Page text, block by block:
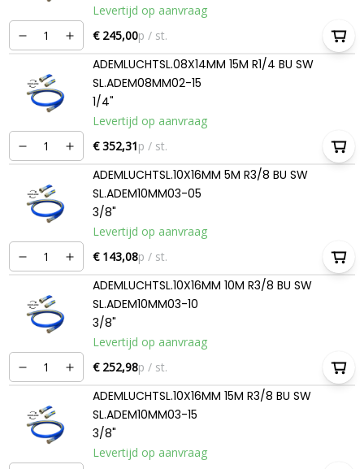
Levertijd op aanvraag
€ 245,00p / st.
ADEMLUCHTSL.08X14MM 15M R1/4 BU SW
SL.ADEM08MM02-15
1/4"
Levertijd op aanvraag
€ 352,31p / st.
ADEMLUCHTSL.10X16MM 5M R3/8 BU SW
SL.ADEM10MM03-05
3/8"
Levertijd op aanvraag
€ 143,08p / st.
ADEMLUCHTSL.10X16MM 10M R3/8 BU SW
SL.ADEM10MM03-10
3/8"
Levertijd op aanvraag
€ 252,98p / st.
ADEMLUCHTSL.10X16MM 15M R3/8 BU SW
SL.ADEM10MM03-15
3/8"
Levertijd op aanvraag